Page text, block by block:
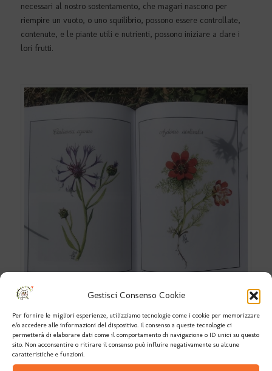
Gestisci Consenso Cookie
Per fornire le migliori esperienze, utilizziamo tecnologie come i cookie per memorizzare
e/o accedere alle informazioni del dispositivo. Il consenso a queste tecnologie ci
permetterà di elaborare dati come il comportamento di navigazione o ID unici su questo
sito. Non acconsentire o ritirare il consenso può influire negativamente su alcune
caratteristiche e funzioni.
necessari al nostro sostentamento, che magari nascono per
riempire un vuoto, o uno squilibrio, possono essere controllate,
contenute, e le piante utili e nutrienti, possono iniziare a dare i
lori frutti.
Altre mie tavole botaniche presenti nel libro